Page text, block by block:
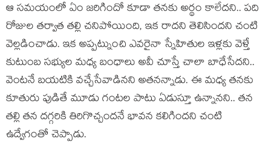
ఆ సమయంలో ఏం జరిగిందో కూడా తనకు అర్థం కాలేదని.. పది
రోజుల తర్వాత తల్లి చనిపోయింది, ఇక రాదని తెలిసిందని చంటి
వెల్లడించాడు. ఇక అప్పట్నుంచి ఎవరైనా స్నేహితుల ఇళ్లకు వెళ్తే
కుటుంబ సభ్యుల మధ్య బంధాలు అవీ చూస్తే చాలా బాధేసేదని..
వెంటనే బయటికి వచ్చేసేవాడినని అతనన్నాడు. ఈ మధ్య తనకు
కూతురు పుడితే మూడు గంటల పాటు ఏడుస్తూ ఉన్నానని.. తన
తల్లి తన దగ్గరికి తిరిగొచ్చందనే భావన కలిగిందని చంటి
ఉద్వేగంతో చెప్పాడు.